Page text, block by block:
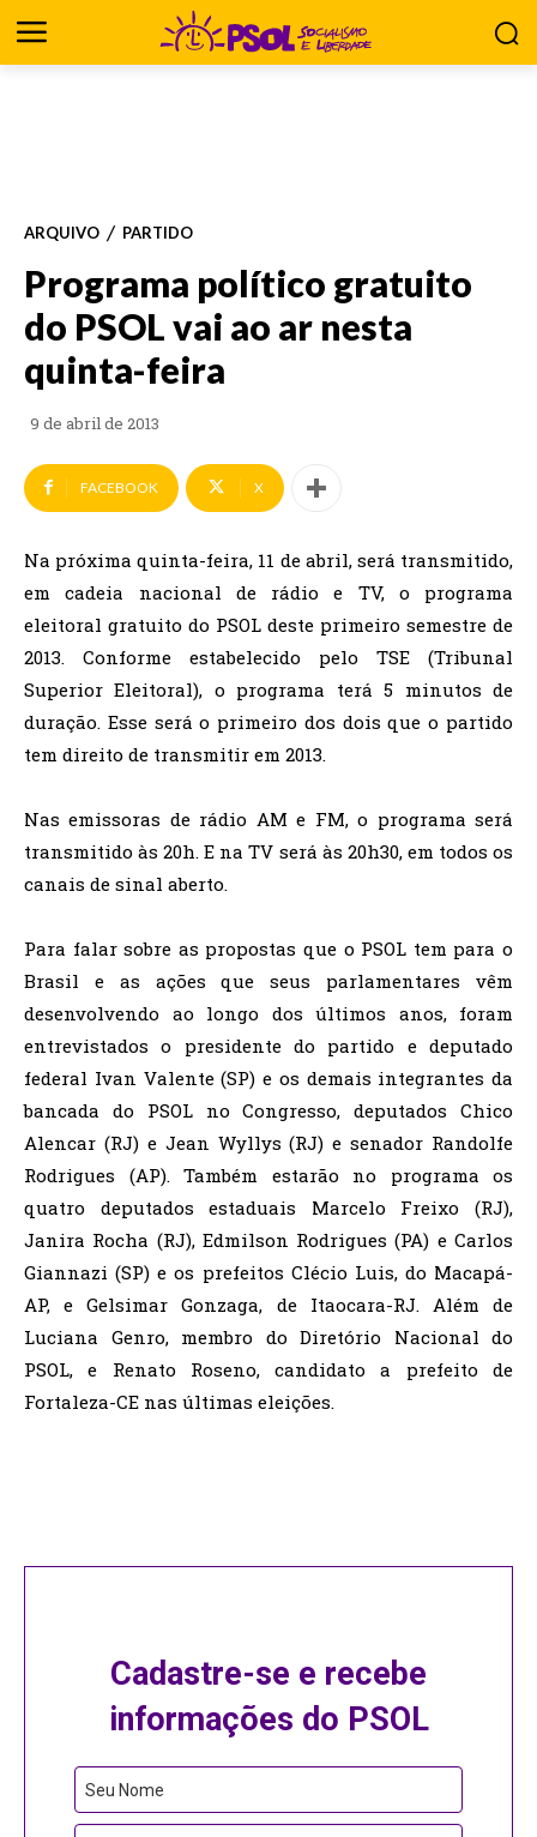
ARQUIVO PARTIDO
Programa político gratuito
do PSOL vai ao ar nesta
quinta-feira
9 de abril de 2013
FACEBOOK X
Na próxima quinta-feira, 11 de abril, será transmitido,
em cadeia nacional de rádio e TV, o programa
eleitoral gratuito do PSOL deste primeiro semestre de
2013. Conforme estabelecido pelo TSE (Tribunal
Superior Eleitoral), o programa terá 5 minutos de
duração. Esse será o primeiro dos dois que o partido
tem direito de transmitir em 2013.
Nas emissoras de rádio AM e FM, o programa será
transmitido às 20h. E na TV será às 20h30, em todos os
canais de sinal aberto.
Para falar sobre as propostas que o PSOL tem para o
Brasil e as ações que seus parlamentares vêm
desenvolvendo ao longo dos últimos anos, foram
entrevistados o presidente do partido e deputado
federal Ivan Valente (SP) e os demais integrantes da
bancada do PSOL no Congresso, deputados Chico
Alencar (RJ) e Jean Wyllys (RJ) e senador Randolfe
Rodrigues (AP). Também estarão no programa os
quatro deputados estaduais Marcelo Freixo (RJ),
Janira Rocha (RJ), Edmilson Rodrigues (PA) e Carlos
Giannazi (SP) e os prefeitos Clécio Luis, do Macapá-
AP, e Gelsimar Gonzaga, de Itaocara-RJ. Além de
Luciana Genro, membro do Diretório Nacional do
PSOL, e Renato Roseno, candidato a prefeito de
Fortaleza-CE nas últimas eleições.
Cadastre-se e recebe
informações do PSOL
Seu Nome